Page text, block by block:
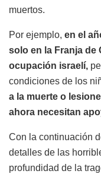
muertos.
Por ejemplo, en el
solo en la Franja de
ocupación israelí,
condiciones de los
a la muerte o
ahora necesitan
Con la continuación
detalles de las
profundidad de la